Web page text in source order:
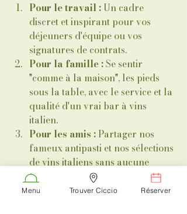
Pour le travail : Un cadre
discret et inspirant pour vos
déjeuners d'équipe ou vos
signatures de contrats.
Pour la famille : Se sentir
"comme à la maison", les pieds
sous la table, avec le service et la
qualité d'un vrai bar à vins
italien.
Pour les amis : Partager nos
fameux antipasti et nos sélections
de vins italiens sans aucune
autre table pour vous déranger.
Menu Trouver Ciccio Réserver